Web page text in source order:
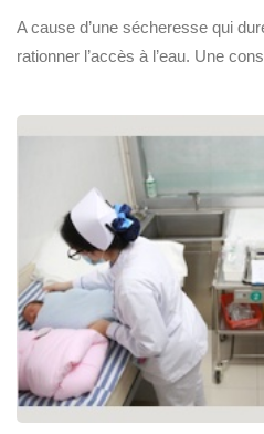
A cause d’une sécheresse qui
rationner l’accès à l’eau. Une